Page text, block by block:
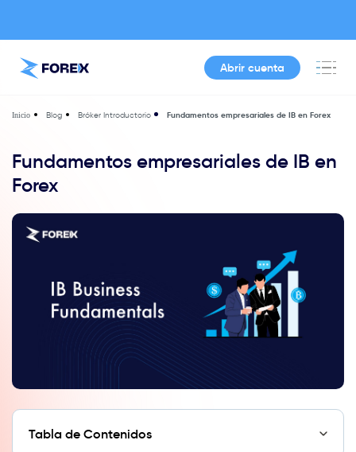
Abrir cuenta
Inicio Blog Bróker Introductorio Fundamentos empresariales de IB en Forex
Fundamentos empresariales de IB en
Forex
Tabla de Contenidos